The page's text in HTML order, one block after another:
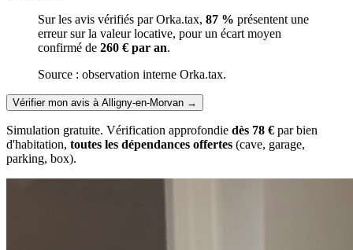
Sur les avis vérifiés par Orka.tax, 87 % présentent une
erreur sur la valeur locative, pour un écart moyen
confirmé de 260 € par an.
Source : observation interne Orka.tax.
Vérifier mon avis à Alligny-en-Morvan →
Simulation gratuite. Vérification approfondie dès 78 € par bien
d'habitation, toutes les dépendances offertes (cave, garage,
parking, box).